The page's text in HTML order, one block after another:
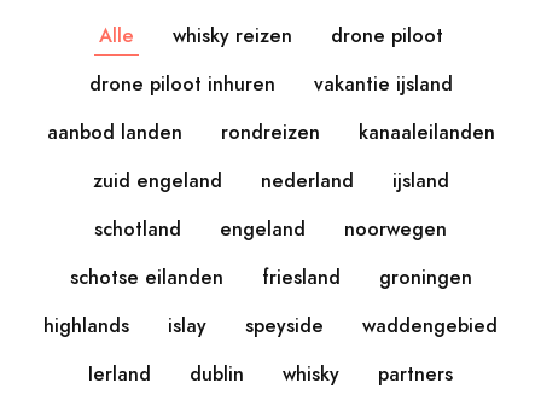
Alle whisky reizen
drone piloot
drone piloot inhuren
vakantie ijsland
aanbod landen
rondreizen
kanaaleilanden
zuid engeland
nederland
ijsland
schotland
engeland
noorwegen
schotse eilanden
friesland
groningen
highlands
islay speyside
waddengebied
Ierland
dublin whisky
partners